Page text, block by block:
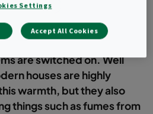
are switched on. Well
houses are highly
warmth, but they also
things such as fumes from
Settings
Accept All Cookies